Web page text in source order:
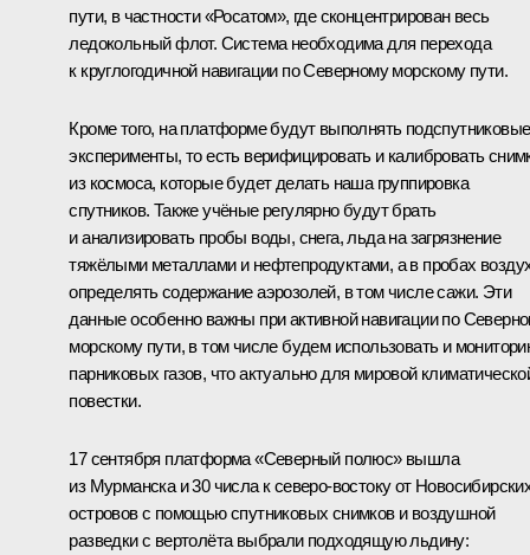
пути, в частности «Росатом», где сконцентрирован весь
ледокольный флот. Система необходима для перехода
к круглогодичной навигации по Северному морскому пути.
Кроме того, на платформе будут выполнять подспутниковые
эксперименты, то есть верифицировать и калибровать
из космоса, которые будет делать наша группировка
спутников. Также учёные регулярно будут брать
и анализировать пробы воды, снега, льда на загрязнение
тяжёлыми металлами и нефтепродуктами, а в пробах
определять содержание аэрозолей, в том числе сажи. Эти
данные особенно важны при активной навигации по
морскому пути, в том числе будем использовать и
парниковых газов, что актуально для мировой
повестки.
17 сентября платформа «Северный полюс» вышла
из Мурманска и 30 числа к северо-востоку от
островов с помощью спутниковых снимков и воздушной
разведки с вертолёта выбрали подходящую льдину: